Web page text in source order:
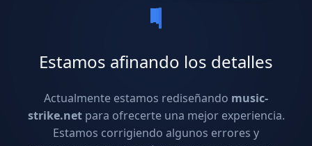
Estamos afinando los detalles
Actualmente estamos rediseñando music-
strike.netpara ofrecerte una mejor experiencia.
Estamos corrigiendo algunos errores y